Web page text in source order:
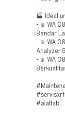
🏭 Ideal
- 📱 WA
Bandar
- 📱 WA
Analyzer
- 📱 WA
#alatlab